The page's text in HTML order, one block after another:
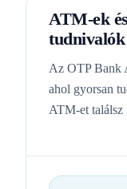
ATM-ek
tudnivalók
Az OTP Bank
ahol gyorsan
ATM-et találsz